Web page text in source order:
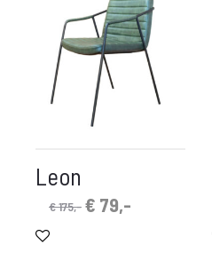
Leon
€175,- Oorspronkelijke
€ 79,-